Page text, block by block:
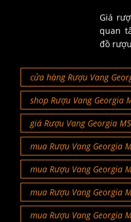
Giá
quan
đồ
cửa hàng Rượu Vang
shop Rượu Vang Georgia
giá Rượu Vang Georgia
mua Rượu Vang Georgia
mua Rượu Vang Georgia
mua Rượu Vang Georgia
mua Rượu Vang Georgia